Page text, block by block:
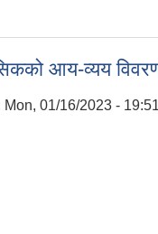
आय-व्यय
Mon, 01/16/2023 - 19:51